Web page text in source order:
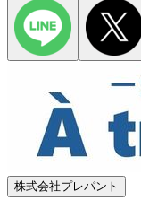
株式会社プレパント